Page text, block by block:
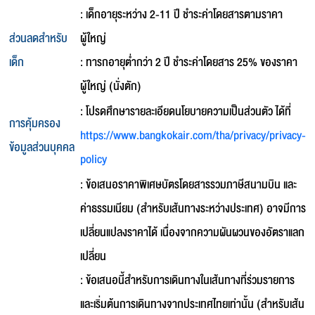
ส่วนลดสำหรับ
เด็ก
: เด็กอายุระหว่าง 2-11 ปี ชำระค่าโดยสารตามราคา
ผู้ใหญ่
: ทารกอายุต่ำกว่า 2 ปี ชำระค่าโดยสาร 25% ของราคา
ผู้ใหญ่ (นั่งตัก)
การคุ้มครอง
ข้อมูลส่วนบุคคล
: โปรดศึกษารายละเอียดนโยบายความเป็นส่วนตัว ได้ที่
https://www.bangkokair.com/tha/privacy/privacy-
policy
: ข้อเสนอราคาพิเศษบัตรโดยสารรวมภาษีสนามบิน และ
ค่าธรรมเนียม (สำหรับเส้นทางระหว่างประเทศ) อาจมีการ
เปลี่ยนแปลงราคาได้ เนื่องจากความผันผวนของอัตราแลก
เปลี่ยน
: ข้อเสนอนี้สำหรับการเดินทางในเส้นทางที่ร่วมรายการ
และเริ่มต้นการเดินทางจากประเทศไทยเท่านั้น (สำหรับเส้น